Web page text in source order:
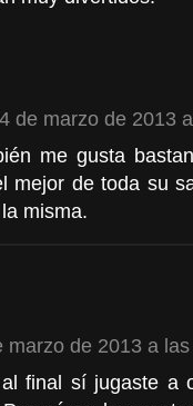
4 de marzo de 2013
me gusta
mejor de toda su
misma.
marzo de 2013 a
final sí jugaste a